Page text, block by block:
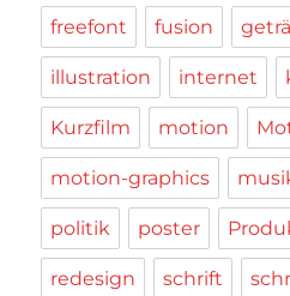
freefont fusion
illustration internet
Kurzfilm motion
motion-graphics
politik poster
redesign schrift